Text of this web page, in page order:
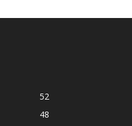
52
48